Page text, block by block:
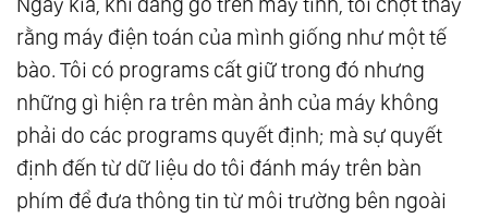
rằng máy điện toán của mình giống như một tế
bào. Tôi có programs cất giữ trong đó nhưng
những gì hiện ra trên màn ảnh của máy không
phải do các programs quyết định; mà sự quyết
định đến từ dữ liệu do tôi đánh máy trên bàn
phím để đưa thông tin từ môi trường bên ngoài